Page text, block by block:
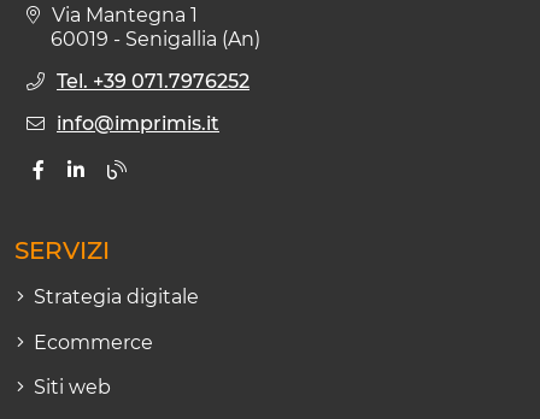
Via Mantegna 1
60019 - Senigallia (An)
Tel. +39 071.7976252
info@imprimis.it
SERVIZI
Strategia digitale
Ecommerce
Siti web